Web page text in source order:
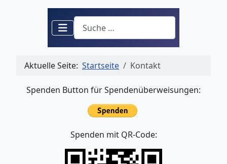
Suchen
Aktuelle Seite: Startseite Kontakt
Spenden Button für Spendenüberweisungen:
Spenden mit QR-Code: